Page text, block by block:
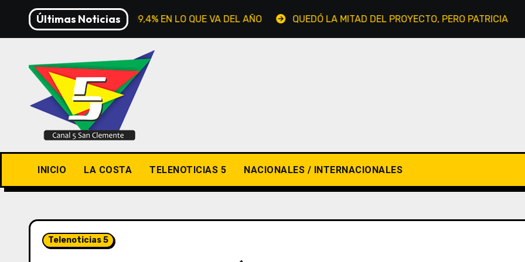
contenido
Últimas Noticias
JULIO Y ACUMULA 19,4% EN LO QUE VA DEL AÑO QUEDÓ LA MITAD DEL PROYECTO, PERO PATRICIA
INICIO LA COSTA TELENOTICIAS 5 NACIONALES / INTERNACIONALES
Telenoticias 5